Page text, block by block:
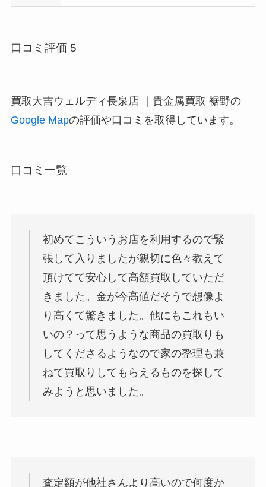
口コミ評価 5
買取大吉ウェルディ長泉店 ｜貴金属買取 裾野の
Google Mapの評価や口コミを取得しています。
口コミ一覧
初めてこういうお店を利用するので緊
張して入りましたが親切に色々教えて
頂けてて安心して高額買取していただ
きました。金が今高値だそうで想像よ
り高くて驚きました。他にもこれもい
いの？って思うような商品の買取りも
してくださるようなので家の整理も兼
ねて買取りしてもらえるものを探して
みようと思いました。
査定額が他社さんより高いので何度か